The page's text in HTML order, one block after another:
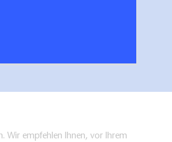
Wir empfehlen Ihnen, vor Ihrem